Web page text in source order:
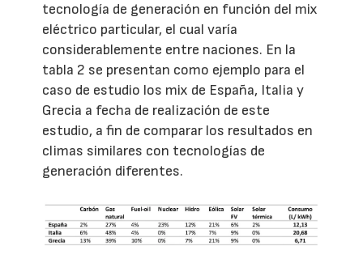
tecnología de generación en función del mix
eléctrico particular, el cual varía
considerablemente entre naciones. En la
tabla 2 se presentan como ejemplo para el
caso de estudio los mix de España, Italia y
Grecia a fecha de realización de este
estudio, a fin de comparar los resultados en
climas similares con tecnologías de
generación diferentes.